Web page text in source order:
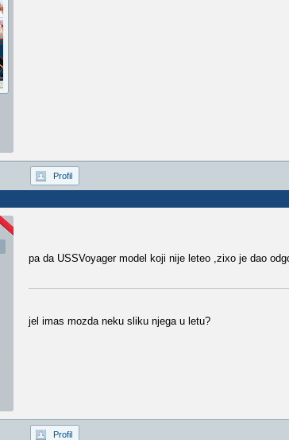
Profil
pa da USSVoyager model koji nije leteo ,zixo je dao
jel imas mozda neku sliku njega u letu?
Profil